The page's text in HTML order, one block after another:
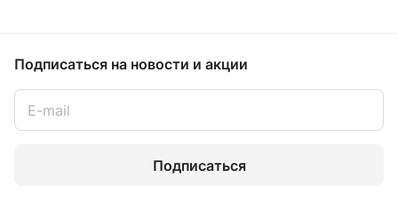
Подписаться на новости и акции
Подписаться